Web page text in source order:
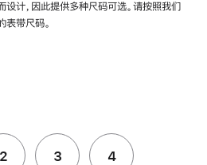
计，因此提供多种尺码可选。请按照我们
带尺码。
2 3 4